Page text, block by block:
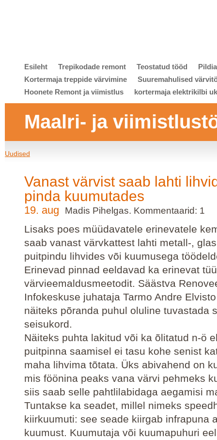
Esileht Trepikodade remont Teostatud tööd
Kortermaja treppide värvimine
Suuremahulised
Hoonete Remont ja viimistlus
kortermaja elektrikilbi
Maalri- ja
Uudised
Vanast värvist saab lahti
pinda kuumutades
19. aug Madis Pihelgas. Kommentaarid: 1
Lisaks poes müüdavatele erinevatele
saab vanast värvkattest lahti metall-,
puitpindu lihvides või kuumusega
Erinevad pinnad eeldavad ka erinevat
värvieemaldusmeetodit. Säästva
Infokeskuse juhataja Tarmo Andre
näiteks põranda puhul oluline tuvastada
seisukord.
Näiteks puhta lakitud või ka õlitatud n-ö
puitpinna saamisel ei tasu kohe senist
maha lihvima tõtata. Üks abivahend on
mis föönina peaks vana värvi pehmeks
siis saab selle pahtlilabidaga aegamisi
Tuntakse ka seadet, millel nimeks
kiirkuumuti: see seade kiirgab infrapuna
kuumust. Kuumutaja või kuumapuhuri